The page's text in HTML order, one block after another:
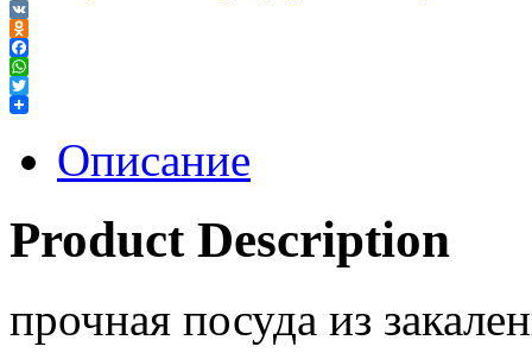
VK
Odnoklassniki
Facebook
WhatsApp
Twitter
Описание
Product Description
прочная посуда из